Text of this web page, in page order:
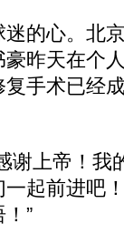
的心。北
昨天在个
手术已经
上帝！我
起前进吧
”